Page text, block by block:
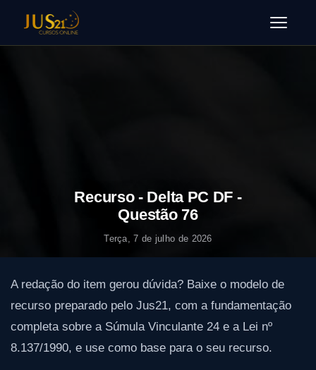
Menu
Recurso - Delta PC DF -
Questão 76
Terça, 7 de julho de 2026
A redação do item gerou dúvida? Baixe o modelo de
recurso preparado pelo Jus21, com a fundamentação
completa sobre a Súmula Vinculante 24 e a Lei nº
8.137/1990, e use como base para o seu recurso.